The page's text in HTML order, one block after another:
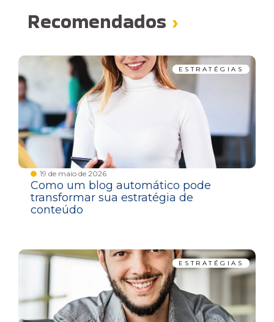
Recomendados ›
ESTRATÉGIAS
19 de maio de 2026
Como um blog automático pode
transformar sua estratégia de
conteúdo
ESTRATÉGIAS